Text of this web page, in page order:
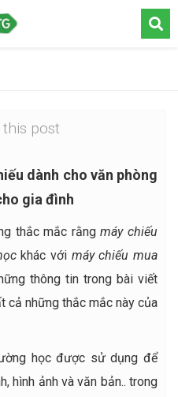
this post
dành cho văn phòng
gia đình
thắc mắc rằngmáy chiếu
khác với máy chiếu mua
thông tin trong bài viết
cả những thắc mắc này của
học được sử dụng để
hình ảnh và văn bản.. trong